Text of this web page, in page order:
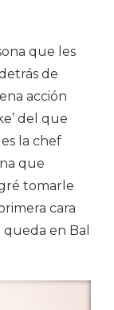
que les
de
acción
del que
la chef
que
tomarle
cara
en Bal